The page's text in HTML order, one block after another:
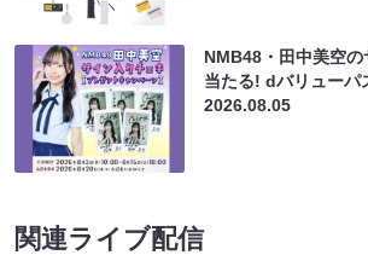
NMB48・田中美空
当たる! dバリューパ
2026.08.05
関連ライブ配信